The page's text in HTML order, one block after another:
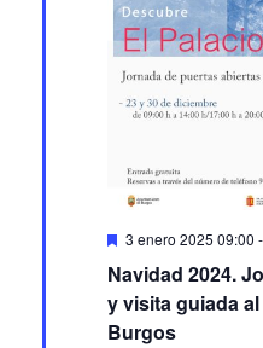
Featured
3 enero 2025 09:00 -
Navidad 2024.
y visita guiada
Burgos